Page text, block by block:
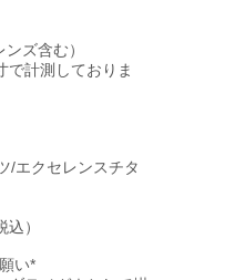
ズ含む）
で計測しておりま
/エクセレンスチタ
）
い*